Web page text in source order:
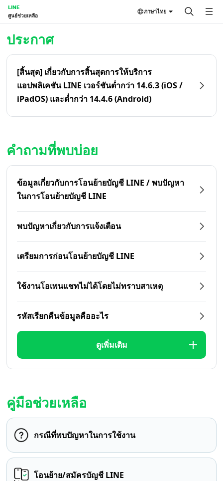
LINE
ศูนย์ช่วยเหลือ
ภาษาไทย
ประกาศ
[สิ้นสุด] เกี่ยวกับการสิ้นสุดการให้บริการ
แอปพลิเคชัน LINE เวอร์ชันต่ำกว่า 14.6.3 (iOS /
iPadOS) และต่ำกว่า 14.4.6 (Android)
คำถามที่พบบ่อย
ข้อมูลเกี่ยวกับการโอนย้ายบัญชี LINE / พบปัญหา
ในการโอนย้ายบัญชี LINE
พบปัญหาเกี่ยวกับการแจ้งเตือน
เตรียมการก่อนโอนย้ายบัญชี LINE
ใช้งานโอเพนแชทไม่ได้โดยไม่ทราบสาเหตุ
รหัสเรียกคืนข้อมูลคืออะไร
ดูเพิ่มเติม
คู่มือช่วยเหลือ
กรณีที่พบปัญหาในการใช้งาน
โอนย้าย/สมัครบัญชี LINE